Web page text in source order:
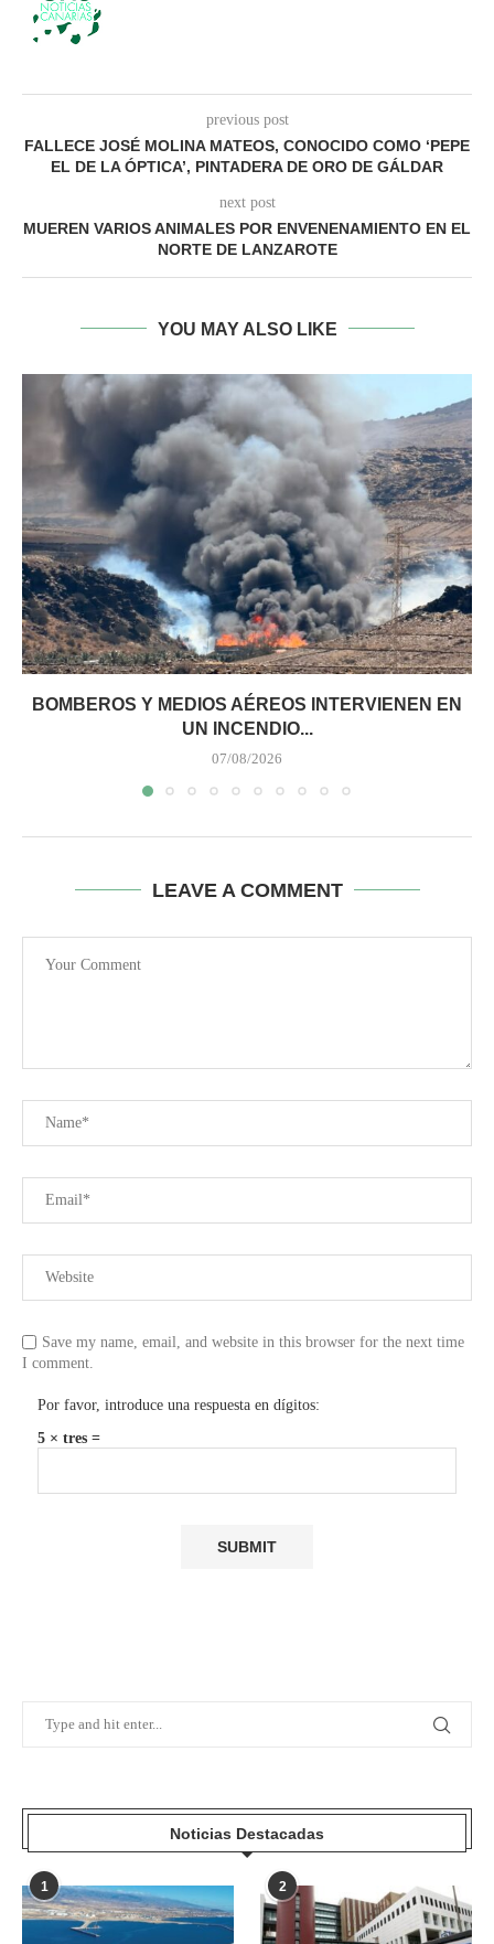
previous post
FALLECE JOSÉ MOLINA MATEOS, CONOCIDO COMO ‘PEPE
EL DE LA ÓPTICA’, PINTADERA DE ORO DE GÁLDAR
next post
MUEREN VARIOS ANIMALES POR ENVENENAMIENTO EN EL
NORTE DE LANZAROTE
YOU MAY ALSO LIKE
BOMBEROS Y MEDIOS AÉREOS INTERVIENEN EN
UN INCENDIO...
07/08/2026
LEAVE A COMMENT
Save my name, email, and website in this browser for the next time
I comment.
Por favor, introduce una respuesta en dígitos:
5 × tres =
Noticias Destacadas
1 2